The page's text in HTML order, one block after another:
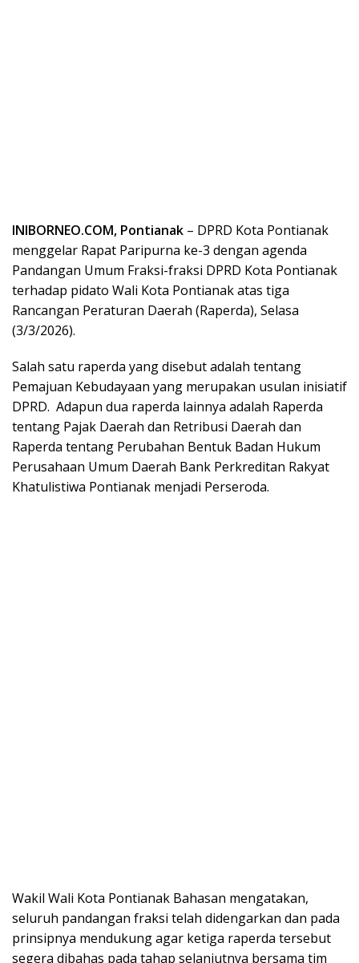
INIBORNEO.COM, Pontianak – DPRD Kota Pontianak
menggelar Rapat Paripurna ke-3 dengan agenda
Pandangan Umum Fraksi-fraksi DPRD Kota Pontianak
terhadap pidato Wali Kota Pontianak atas tiga
Rancangan Peraturan Daerah (Raperda), Selasa
(3/3/2026).
Salah satu raperda yang disebut adalah tentang
Pemajuan Kebudayaan yang merupakan usulan inisiatif
DPRD. Adapun dua raperda lainnya adalah Raperda
tentang Pajak Daerah dan Retribusi Daerah dan
Raperda tentang Perubahan Bentuk Badan Hukum
Perusahaan Umum Daerah Bank Perkreditan Rakyat
Khatulistiwa Pontianak menjadi Perseroda.
Wakil Wali Kota Pontianak Bahasan mengatakan,
seluruh pandangan fraksi telah didengarkan dan pada
prinsipnya mendukung agar ketiga raperda tersebut
segera dibahas pada tahap selanjutnya bersama tim